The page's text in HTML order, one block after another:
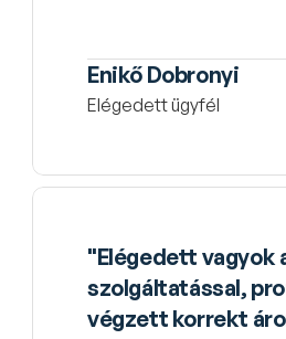
Enikő Dobronyi
Elégedett ügyfél
"Elégedett vagyok
szolgáltatással,
végzett korrekt